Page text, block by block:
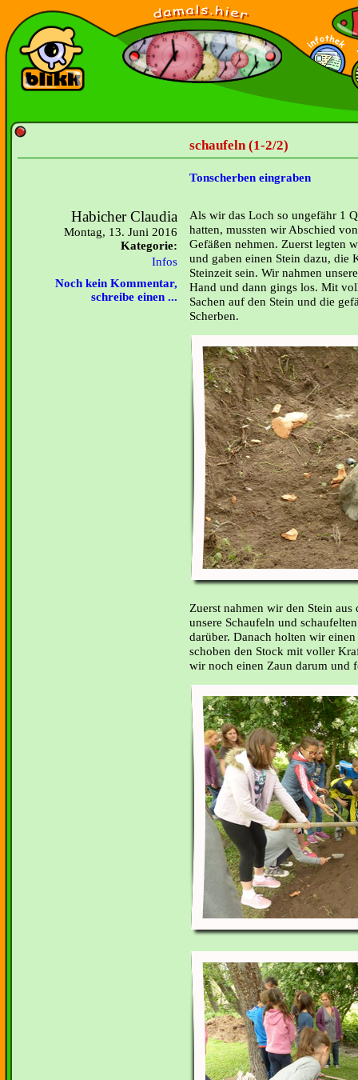
schaufeln (1-2/2)
Tonscherben eingraben
Habicher Claudia
Montag, 13. Juni 2016
Kategorie:
Infos
Noch kein Kommentar,
schreibe einen ...
Als wir das Loch so ungefähr 1
hatten, mussten wir Abschied
Gefäßen nehmen. Zuerst legten
und gaben einen Stein dazu, die
Steinzeit sein. Wir nahmen
Hand und dann gings los. Mit
Sachen auf den Stein und die
Scherben.
Zuerst nahmen wir den Stein
unsere Schaufeln und
darüber. Danach holten wir
schoben den Stock mit voller
wir noch einen Zaun darum und